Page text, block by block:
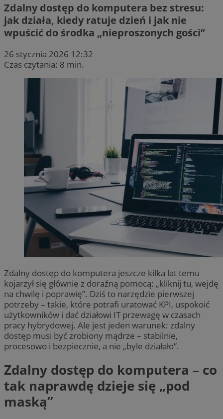
Zdalny dostęp do komputera bez stresu:
jak działa, kiedy ratuje dzień i jak nie
wpuścić do środka „nieproszonych gości”
26 stycznia 2026 12:32
Czas czytania: 8 min.
Zdalny dostęp do komputera jeszcze kilka lat temu
kojarzył się głównie z doraźną pomocą: „kliknij tu, wejdę
na chwilę i poprawię”. Dziś to narzędzie pierwszej
potrzeby – takie, które potrafi uratować KPI, uspokoić
użytkowników i dać działowi IT przewagę w czasach
pracy hybrydowej. Ale jest jeden warunek: zdalny
dostęp musi być zrobiony mądrze – stabilnie,
procesowo i bezpiecznie, a nie „byle działało”.
Zdalny dostęp do komputera – co
tak naprawdę dzieje się „pod
maską”